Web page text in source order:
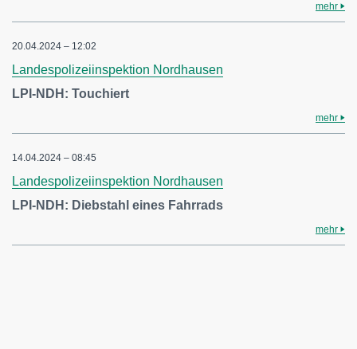
mehr
20.04.2024 – 12:02
Landespolizeiinspektion Nordhausen
LPI-NDH: Touchiert
mehr
14.04.2024 – 08:45
Landespolizeiinspektion Nordhausen
LPI-NDH: Diebstahl eines Fahrrads
mehr